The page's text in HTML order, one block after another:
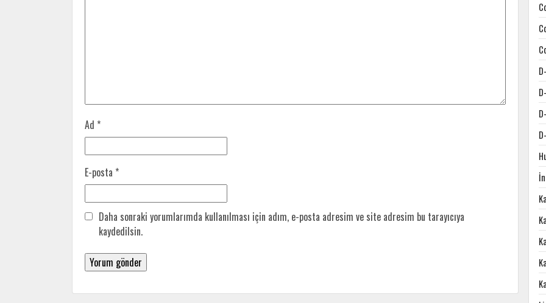
Ad *
E-posta *
Daha sonraki yorumlarımda kullanılması için adım, e-posta adresim ve site adresim bu tarayıcıya
kaydedilsin.